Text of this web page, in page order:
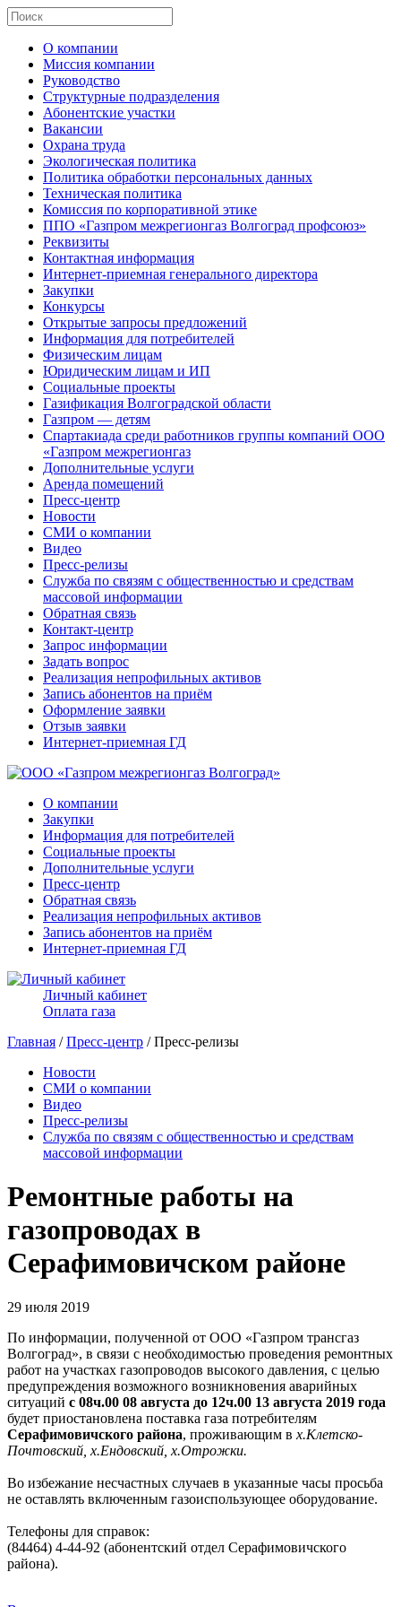
О компании
Миссия компании
Руководство
Структурные подразделения
Абонентские участки
Вакансии
Охрана труда
Экологическая политика
Политика обработки персональных данных
Техническая политика
Комиссия по корпоративной этике
ППО «Газпром межрегионгаз Волгоград профсоюз»
Реквизиты
Контактная информация
Интернет-приемная генерального директора
Закупки
Конкурсы
Открытые запросы предложений
Информация для потребителей
Физическим лицам
Юридическим лицам и ИП
Социальные проекты
Газификация Волгоградской области
Газпром — детям
Спартакиада среди работников группы компаний ООО
«Газпром межрегионгаз
Дополнительные услуги
Аренда помещений
Пресс-центр
Новости
СМИ о компании
Видео
Пресс-релизы
Служба по связям с общественностью и средствам
массовой информации
Обратная связь
Контакт-центр
Запрос информации
Задать вопрос
Реализация непрофильных активов
Запись абонентов на приём
Оформление заявки
Отзыв заявки
Интернет-приемная ГД
О компании
Закупки
Информация для потребителей
Социальные проекты
Дополнительные услуги
Пресс-центр
Обратная связь
Реализация непрофильных активов
Запись абонентов на приём
Интернет-приемная ГД
Личный кабинет
Оплата газа
Главная /Пресс-центр / Пресс-релизы
Новости
СМИ о компании
Видео
Пресс-релизы
Служба по связям с общественностью и средствам
массовой информации
Ремонтные работы на
газопроводах в
Серафимовичском районе
29 июля 2019
По информации, полученной от ООО «Газпром трансгаз
Волгоград», в связи с необходимостью проведения ремонтных
работ на участках газопроводов высокого давления, с целью
предупреждения возможного возникновения аварийных
ситуаций с 08ч.00 08 августа до 12ч.00 13 августа 2019 года
будет приостановлена поставка газа потребителям
Серафимовичского района, проживающим в х.Клетско-
Почтовский, х.Ендовский, х.Отрожки.
Во избежание несчастных случаев в указанные часы просьба
не оставлять включенным газоиспользующее оборудование.
Телефоны для справок:
(84464) 4-44-92 (абонентский отдел Серафимовичского
района).